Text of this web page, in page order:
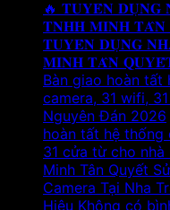
🔥 𝐓𝐔𝐘𝐄̂̉𝐍 𝐃𝐔̣𝐍𝐆
𝐓𝐍𝐇𝐇 𝐌𝐈𝐍𝐇 𝐓𝐀̂𝐍
𝐓𝐔𝐘𝐄̂̉𝐍 𝐃𝐔̣𝐍𝐆
𝐌𝐈𝐍𝐇 𝐓𝐀̂𝐍
Bàn giao hoàn tất
camera, 31 wifi,
Nguyên Đán 2026
hoàn tất hệ thống
31 cửa từ cho
Minh Tân Quyết
Camera Tại Nha
Hiệu Không có